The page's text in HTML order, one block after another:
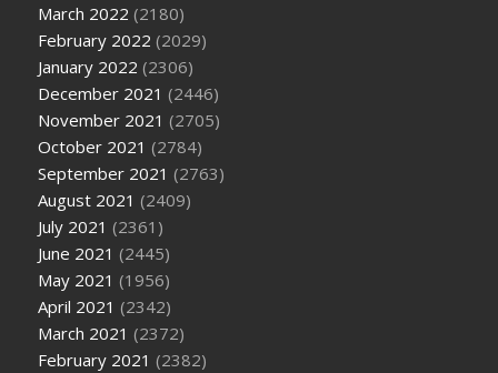
March 2022 (2180)
February 2022 (2029)
January 2022 (2306)
December 2021 (2446)
November 2021 (2705)
October 2021 (2784)
September 2021 (2763)
August 2021 (2409)
July 2021 (2361)
June 2021 (2445)
May 2021 (1956)
April 2021 (2342)
March 2021 (2372)
February 2021 (2382)